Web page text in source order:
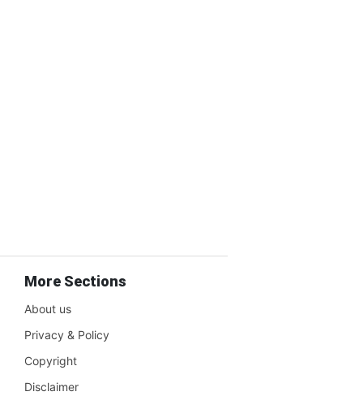
More Sections
About us
Privacy & Policy
Copyright
Disclaimer